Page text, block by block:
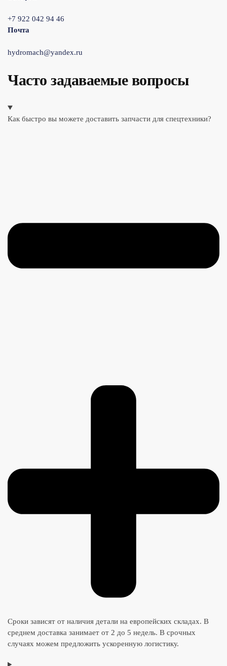
+7 922 042 94 46
Почта
hydromach@yandex.ru
Часто задаваемые вопросы
Как быстро вы можете доставить запчасти для спецтехники?
Сроки зависят от наличия детали на европейских складах. В
среднем доставка занимает от 2 до 5 недель. В срочных
случаях можем предложить ускоренную логистику.